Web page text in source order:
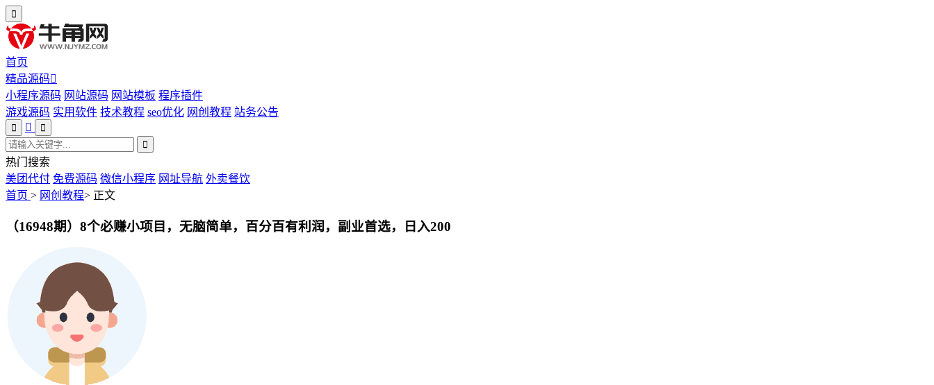
首页
精品源码
小程序源码 网站源码 网站模板 程序插件
游戏源码 实用软件 技术教程 seo优化 网创教程 站务公告
热门搜索
美团代付 免费源码 微信小程序 网址导航 外卖餐饮
首页 > 网创教程> 正文
（16948期）8个必赚小项目，无脑简单，百分百有利润，副业首选，日入200